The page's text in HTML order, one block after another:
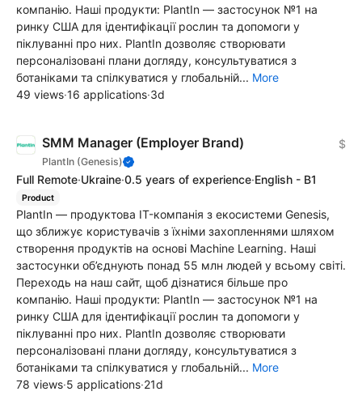
компанію. Наші продукти: PlantIn — застосунок №1 на
ринку США для ідентифікації рослин та допомоги у
піклуванні про них. PlantIn дозволяє створювати
персоналізовані плани догляду, консультуватися з
ботаніками та спілкуватися у глобальній... More
49 views·16 applications·3d
SMM Manager (Employer Brand)
PlantIn (Genesis)
$
Full Remote·Ukraine·0.5 years of experience·English - B1
Product
PlantIn — продуктова IT-компанія з екосистеми Genesis,
що зближує користувачів з їхніми захопленнями шляхом
створення продуктів на основі Machine Learning. Наші
застосунки об’єднують понад 55 млн людей у всьому світі.
Переходь на наш сайт, щоб дізнатися більше про
компанію. Наші продукти: PlantIn — застосунок №1 на
ринку США для ідентифікації рослин та допомоги у
піклуванні про них. PlantIn дозволяє створювати
персоналізовані плани догляду, консультуватися з
ботаніками та спілкуватися у глобальній... More
78 views·5 applications·21d